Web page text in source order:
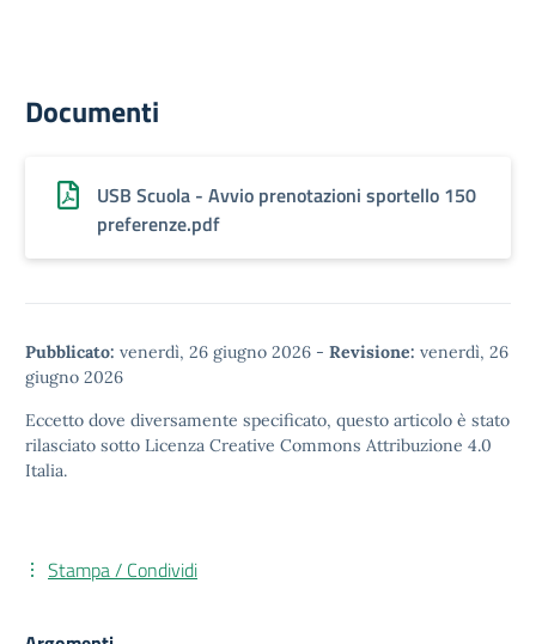
Documenti
USB Scuola - Avvio prenotazioni sportello 150
preferenze.pdf
Pubblicato: venerdì, 26 giugno 2026 - Revisione: venerdì, 26
giugno 2026
Eccetto dove diversamente specificato, questo articolo è stato
rilasciato sotto Licenza Creative Commons Attribuzione 4.0
Italia.
Stampa / Condividi